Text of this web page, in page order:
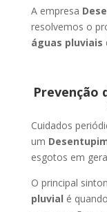
A empresa
resolvemos o
águas pluviais
Prevenção
Cuidados
um
esgotos em
O principal
pluvial é